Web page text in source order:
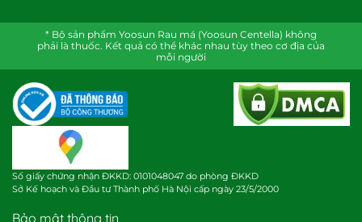
* Bộ sản phẩm Yoosun Rau má (Yoosun Centella) không
phải là thuốc. Kết quả có thể khác nhau tùy theo cơ địa của
mỗi người
Số giấy chứng nhận ĐKKD: 0101048047 do phòng ĐKKD
Sở Kế hoạch và Đầu tư Thành phố Hà Nội cấp ngày 23/5/2000
Bảo mật thông tin